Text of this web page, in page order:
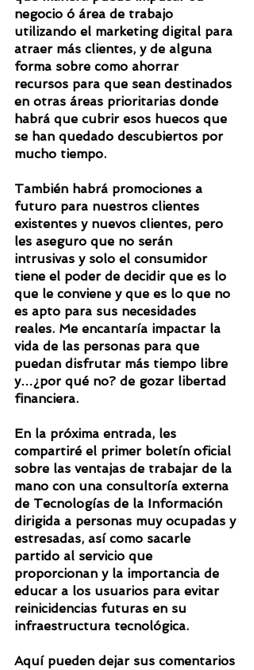
negocio ó área de trabajo
utilizando el marketing digital para
atraer más clientes, y de alguna
forma sobre como ahorrar
recursos para que sean destinados
en otras áreas prioritarias donde
habrá que cubrir esos huecos que
se han quedado descubiertos por
mucho tiempo.
También habrá promociones a
futuro para nuestros clientes
existentes y nuevos clientes, pero
les aseguro que no serán
intrusivas y solo el consumidor
tiene el poder de decidir que es lo
que le conviene y que es lo que no
es apto para sus necesidades
reales. Me encantaría impactar la
vida de las personas para que
puedan disfrutar más tiempo libre
y…¿por qué no? de gozar libertad
financiera.
En la próxima entrada, les
compartiré el primer boletín oficial
sobre las ventajas de trabajar de la
mano con una consultoría externa
de Tecnologías de la Información
dirigida a personas muy ocupadas y
estresadas, así como sacarle
partido al servicio que
proporcionan y la importancia de
educar a los usuarios para evitar
reinicidencias futuras en su
infraestructura tecnológica.
Aquí pueden dejar sus comentarios